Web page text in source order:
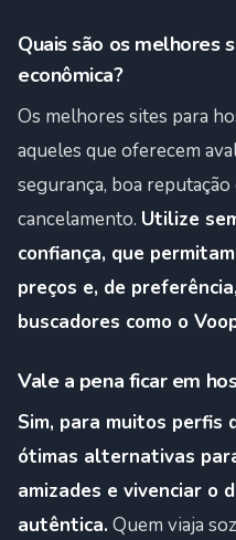
Quais são os melhores
econômica?
Os melhores sites para
aqueles que oferecem
segurança, boa
cancelamento. Utilize
confiança, que
preços e, de
buscadores como o
Vale a pena ficar em
Sim, para muitos perfis
ótimas alternativas
amizades e vivenciar o
autêntica.Quem viaja